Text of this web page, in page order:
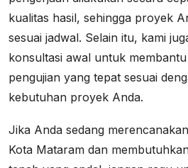
kualitas hasil, sehingga proyek
sesuai jadwal. Selain itu, kami
konsultasi awal untuk
pengujian yang tepat sesuai
kebutuhan proyek Anda.
Jika Anda sedang
Kota Mataram dan